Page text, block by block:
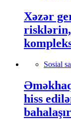
Xəzər
Sosial
hiss
bahalaşır